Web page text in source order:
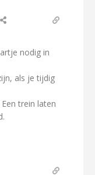
nodig in
als je tijdig
trein laten